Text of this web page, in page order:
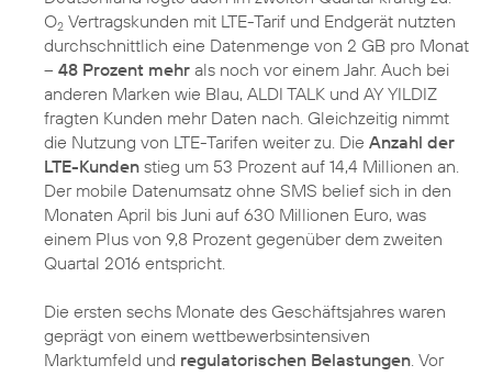
O2 Vertragskunden mit LTE-Tarif und Endgerät nutzten
durchschnittlich eine Datenmenge von 2 GB pro Monat
– 48 Prozent mehr als noch vor einem Jahr. Auch bei
anderen Marken wie Blau, ALDI TALK und AY YILDIZ
fragten Kunden mehr Daten nach. Gleichzeitig nimmt
die Nutzung von LTE-Tarifen weiter zu. Die Anzahl der
LTE-Kunden stieg um 53 Prozent auf 14,4 Millionen an.
Der mobile Datenumsatz ohne SMS belief sich in den
Monaten April bis Juni auf 630 Millionen Euro, was
einem Plus von 9,8 Prozent gegenüber dem zweiten
Quartal 2016 entspricht.
Die ersten sechs Monate des Geschäftsjahres waren
geprägt von einem wettbewerbsintensiven
Marktumfeld und regulatorischen Belastungen . Vor